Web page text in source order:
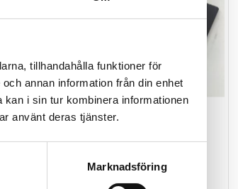
tillhandahålla funktioner för
annan information från din enhet
i sin tur kombinera informationen
använt deras tjänster.
Marknadsföring
U-
fästen
SPÅRSADAPTER 20X24
Nytt takräcke, nya fästen
till takboxen?